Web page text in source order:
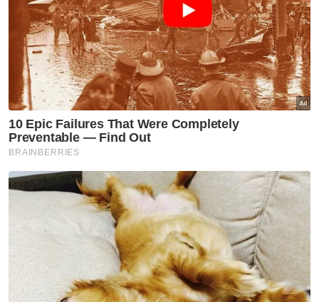
Semasa
Pengacara, ahli perniagaan
ditahan bantu siasatan audio
siar sentuh sensitiviti agama
Semasa
Kronologi kes Ismahalil
Suasana sebak sambut
ketibaan jasad Koperal Teck
Siong
Semasa
Maut renjatan elektrik:
Jenazah tiga anggota polis
diterbangkan pulang ke
kampung halaman